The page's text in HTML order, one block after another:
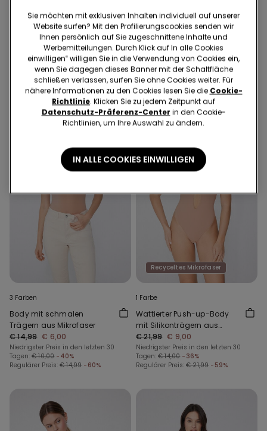
Brazilian mit hohem Bund
Shaping in offenkantiger
Verarbeitung
2 Farben
Slip mit hohem Bund
Shaping in offenkantiger
Verarbeitung
€ 12,99
3 Farben
Body mit schmalen
Trägern aus Mikrofaser
€ 14,99 € 6,00
Niedrigster Preis in den letzten 30
Tagen: € 10,00 -40%
Regulärer Preis: € 14,99 -60%
Recyceltes Mikrofaser
1 Farbe
Wattierter Push-up-Body
mit Silikonträgern aus
recycelter Mikrofaser
€ 21,99 € 9,00
Niedrigster Preis in den letzten 30
Tagen: € 14,00 -36%
Regulärer Preis: € 21,99 -59%
Sie möchten mit exklusiven Inhalten individuell auf unserer
Website surfen? Mit den Profilierungscookies senden wir
Ihnen persönlich auf Sie zugeschnittene Inhalte und
Werbemitteilungen. Durch Klick auf In alle Cookies
einwilligen‟ willigen Sie in die Verwendung von Cookies ein,
wenn Sie dagegen dieses Banner mit der Schaltfläche
schließen verlassen, surfen Sie ohne Cookies weiter. Für
nähere Informationen zu den Cookies lesen Sie die Cookie-
Richtlinie. Klicken Sie zu jedem Zeitpunkt auf
Datenschutz-Präferenz-Center in den Cookie-
Richtlinien, um Ihre Auswahl zu ändern.
IN ALLE COOKIES EINWILLIGEN